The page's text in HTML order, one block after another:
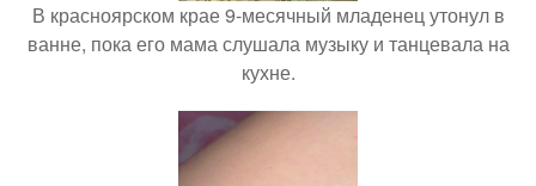
В красноярском крае 9-месячный младенец утонул в
ванне, пока его мама слушала музыку и танцевала на
кухне.